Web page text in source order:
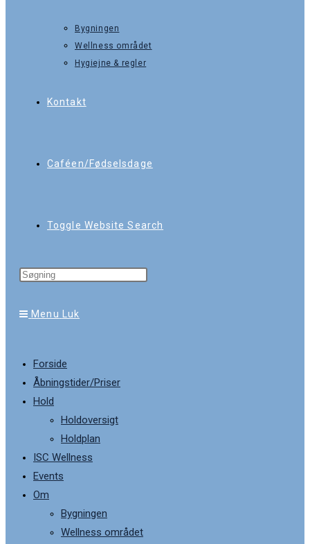
Bygningen
Wellness området
Hygiejne & regler
Kontakt
Caféen/Fødselsdage
Toggle Website Search
Menu Luk
Forside
Åbningstider/Priser
Hold
Holdoversigt
Holdplan
ISC Wellness
Events
Om
Bygningen
Wellness området